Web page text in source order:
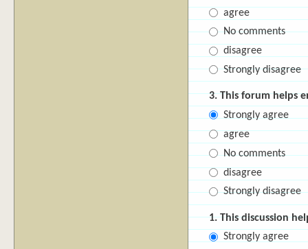
agree
No comments
disagree
Strongly disagree
3. This forum helps
Strongly agree
agree
No comments
disagree
Strongly disagree
1. This discussion
Strongly agree